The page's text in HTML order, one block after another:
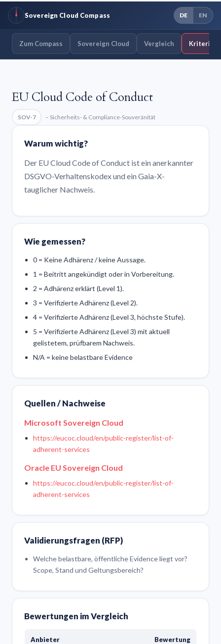
Sovereign Cloud Compass DE EN
Zum Compass Sovereign Cloud Vergleich Kriterien
EU Cloud Code of Conduct
SOV-7 – Sicherheits- & Compliance-Souveränität
Warum wichtig?
Der EU Cloud Code of Conduct ist ein anerkannter
DSGVO-Verhaltenskodex und ein Gaia-X-
tauglicher Nachweis.
Wie gemessen?
0 = Keine Adhärenz / keine Aussage.
1 = Beitritt angekündigt oder in Vorbereitung.
2 = Adhärenz erklärt (Level 1).
3 = Verifizierte Adhärenz (Level 2).
4 = Verifizierte Adhärenz (Level 3, höchste Stufe).
5 = Verifizierte Adhärenz (Level 3) mit aktuell
gelistetem, prüfbarem Nachweis.
N/A = keine belastbare Evidence
Quellen / Nachweise
Microsoft Sovereign Cloud
https://eucoc.cloud/en/public-register/list-of-
adherent-services
Oracle EU Sovereign Cloud
https://eucoc.cloud/en/public-register/list-of-
adherent-services
Validierungsfragen (RFP)
Welche belastbare, öffentliche Evidence liegt vor?
Scope, Stand und Geltungsbereich?
Bewertungen im Vergleich
Anbieter Bewertung